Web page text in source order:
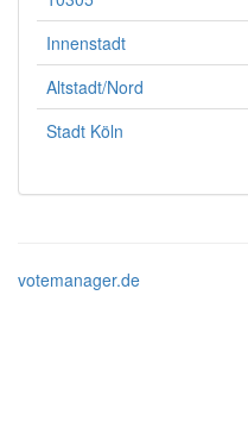
Innenstadt
Altstadt/Nord
Stadt Köln
votemanager.de